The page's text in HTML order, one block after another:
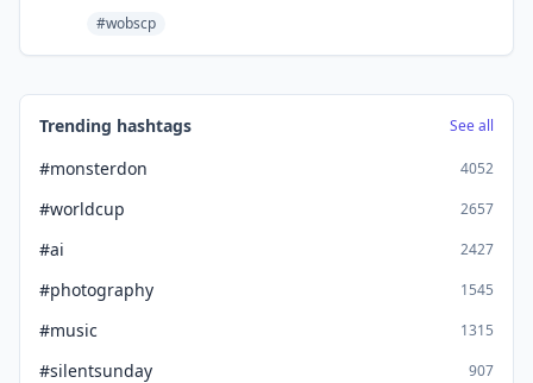
#wobscp
Trending hashtags See all
#monsterdon 4052
#worldcup 2657
#ai 2427
#photography 1545
#music 1315
#silentsunday 907